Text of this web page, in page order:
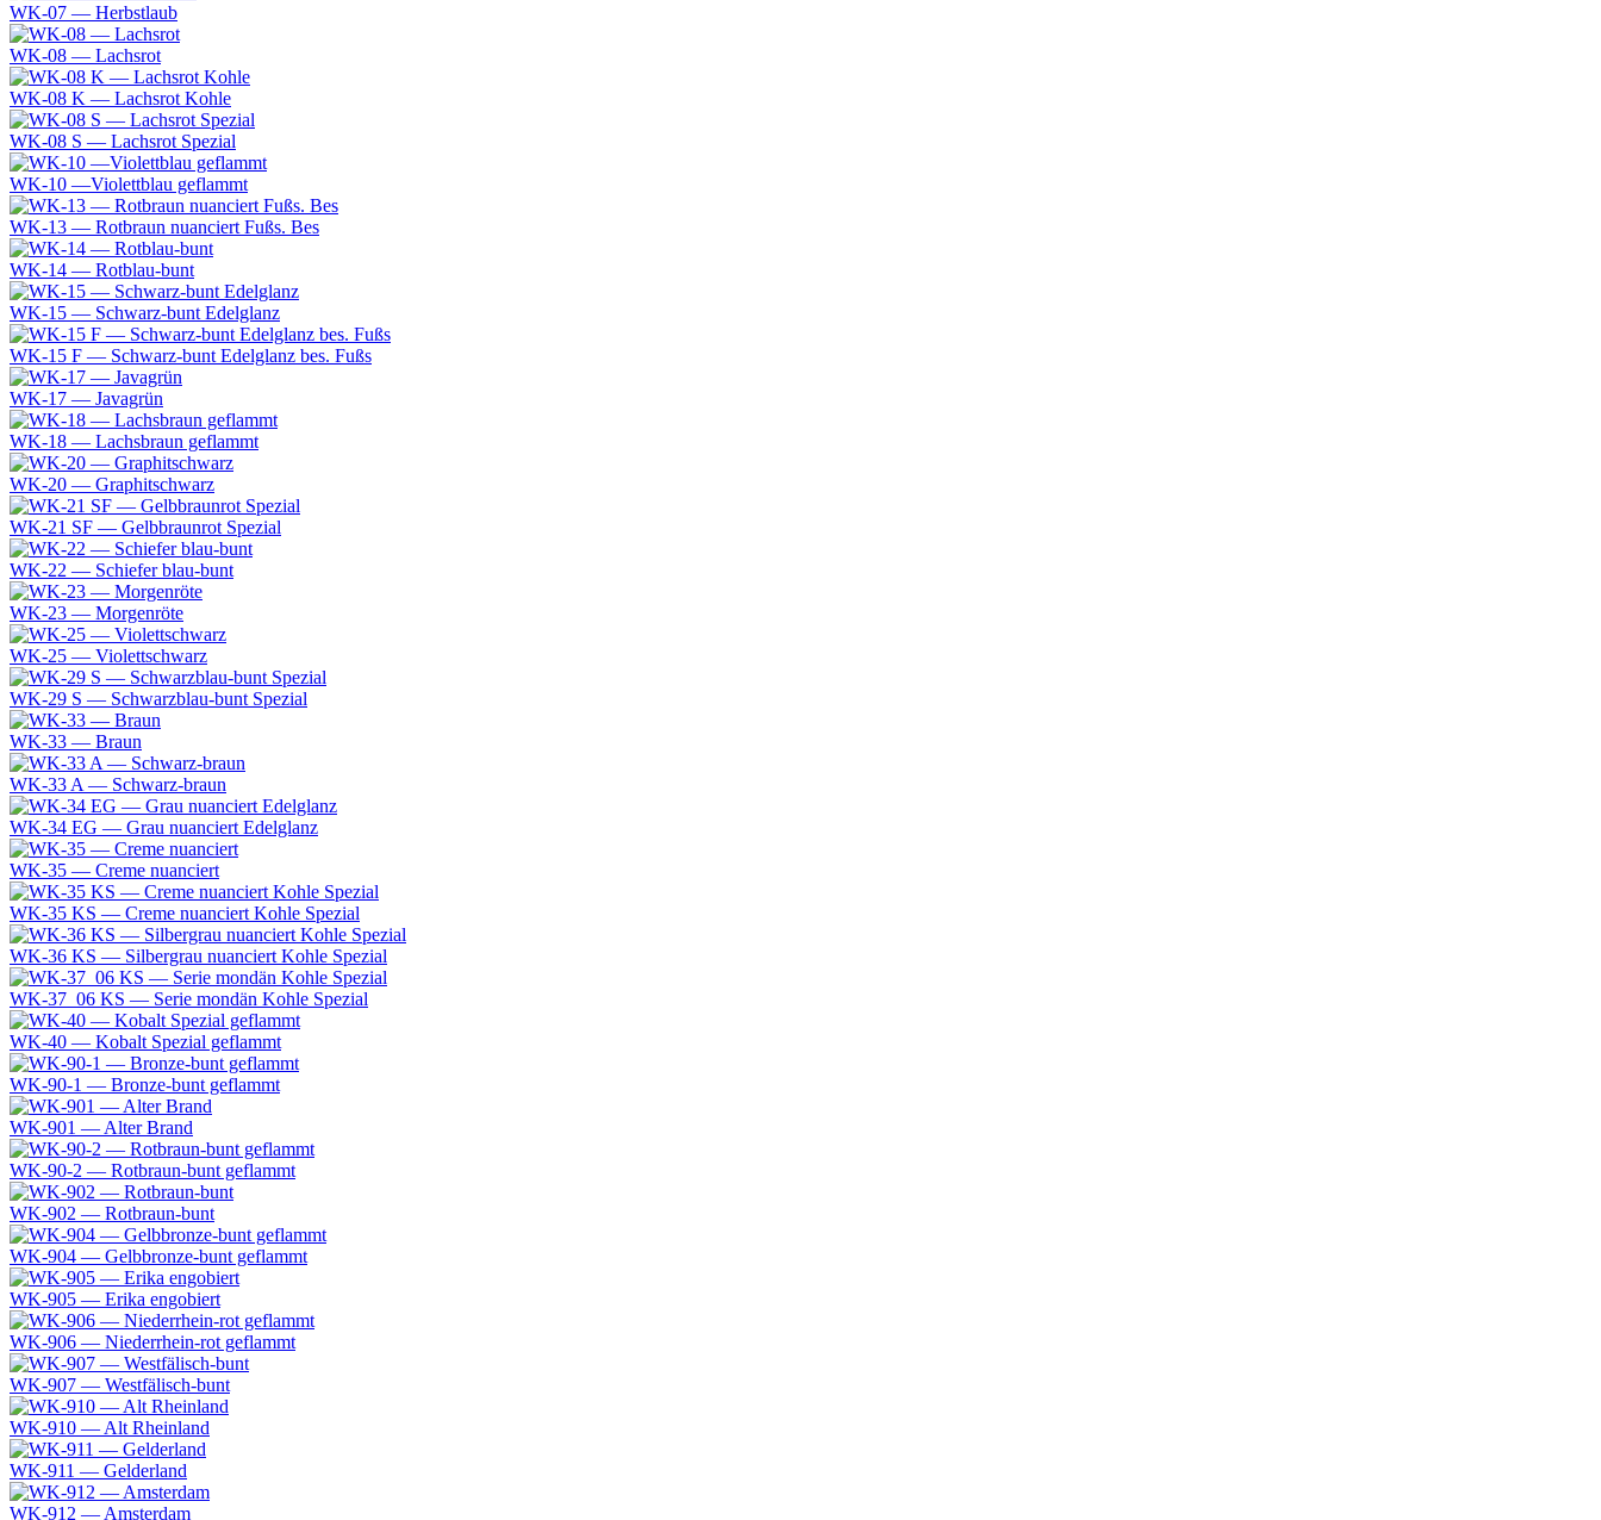
WK-07 — Herbstlaub
WK-08 — Lachsrot
WK-08 K — Lachsrot Kohle
WK-08 S — Lachsrot Spezial
WK-10 —Violettblau geflammt
WK-13 — Rotbraun nuanciert Fußs. Bes
WK-14 — Rotblau-bunt
WK-15 — Schwarz-bunt Edelglanz
WK-15 F — Schwarz-bunt Edelglanz bes. Fußs
WK-17 — Javagrün
WK-18 — Lachsbraun geflammt
WK-20 — Graphitschwarz
WK-21 SF — Gelbbraunrot Spezial
WK-22 — Schiefer blau-bunt
WK-23 — Morgenröte
WK-25 — Violettschwarz
WK-29 S — Schwarzblau-bunt Spezial
WK-33 — Braun
WK-33 A — Schwarz-braun
WK-34 EG — Grau nuanciert Edelglanz
WK-35 — Creme nuanciert
WK-35 KS — Creme nuanciert Kohle Spezial
WK-36 KS — Silbergrau nuanciert Kohle Spezial
WK-37_06 KS — Serie mondän Kohle Spezial
WK-40 — Kobalt Spezial geflammt
WK-90-1 — Bronze-bunt geflammt
WK-901 — Alter Brand
WK-90-2 — Rotbraun-bunt geflammt
WK-902 — Rotbraun-bunt
WK-904 — Gelbbronze-bunt geflammt
WK-905 — Erika engobiert
WK-906 — Niederrhein-rot geflammt
WK-907 — Westfälisch-bunt
WK-910 — Alt Rheinland
WK-911 — Gelderland
WK-912 — Amsterdam